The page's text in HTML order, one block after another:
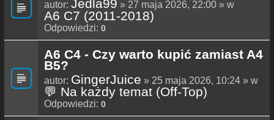
autor: Jedla99 » 27 maja 2026, 22:00 » w
A6 C7 (2011-2018)
Odpowiedzi: 0
A6 C4 - Czy warto kupić zamiast A4
B5?
autor: GingerJuice » 25 maja 2026, 10:24 » w
💬 Na każdy temat (Off-Top)
Odpowiedzi: 0